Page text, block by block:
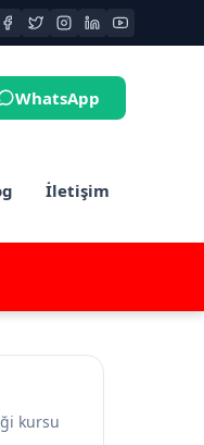
İletişim
WhatsApp
kursu